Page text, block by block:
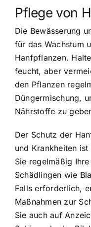
Pflege von
Die Bewässerung
für das Wachstum
Hanfpflanzen.
feucht, aber
den Pflanzen
Düngermischung,
Nährstoffe zu
Der Schutz der
und Krankheiten
Sie regelmäßig
Schädlingen wie
Falls erforderlich,
Maßnahmen zur
Sie auch auf